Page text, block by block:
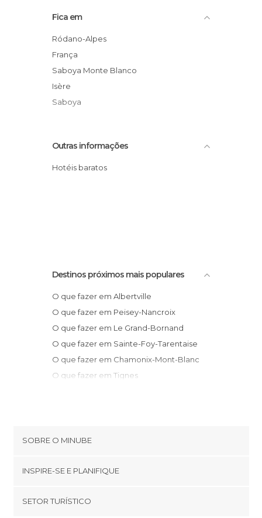
Fica em
Ródano-Alpes
França
Saboya Monte Blanco
Isère
Saboya
Outras informações
Hotéis baratos
Destinos próximos mais populares
O que fazer em Albertville
O que fazer em Peisey-Nancroix
O que fazer em Le Grand-Bornand
O que fazer em Sainte-Foy-Tarentaise
O que fazer em Chamonix-Mont-Blanc
O que fazer em Tignes
O que fazer em Les Déserts
O que fazer em Les Marches
O que fazer em Chambery
SOBRE O MINUBE
Términos e Condições
INSPIRE-SE E PLANIFIQUE
footer@item_discovertips_anchor
SETOR TURÍSTICO